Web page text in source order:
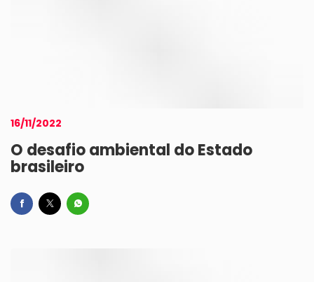
16/11/2022
O desafio ambiental do Estado
brasileiro